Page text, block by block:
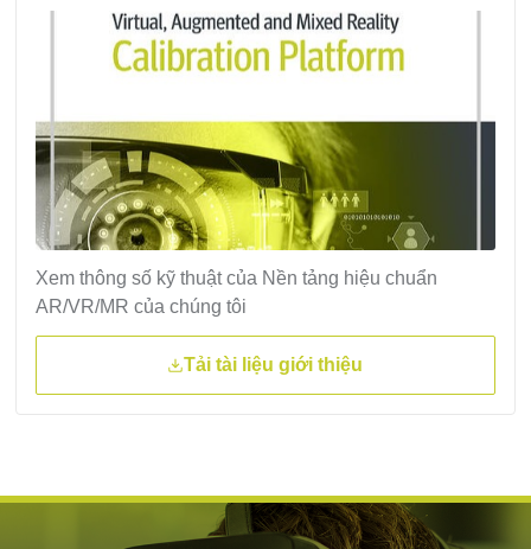
Xem thông số kỹ thuật của Nền tảng hiệu chuẩn
AR/VR/MR của chúng tôi
Tải tài liệu giới thiệu